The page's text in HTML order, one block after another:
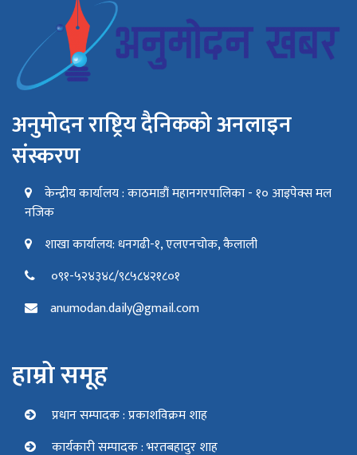
अनुमोदन राष्ट्रिय दैनिकको अनलाइन
संस्करण
केन्द्रीय कार्यालय : काठमाडौं महानगरपालिका - १० आइपेक्स मल
नजिक
शाखा कार्यालय: धनगढी-१, एलएनचोक, कैलाली
०९१-५२४३४८/९८५८४२१८०१
anumodan.daily@gmail.com
हाम्रो समूह
प्रधान सम्पादक : प्रकाशविक्रम शाह
कार्यकारी सम्पादक : भरतबहादुर शाह